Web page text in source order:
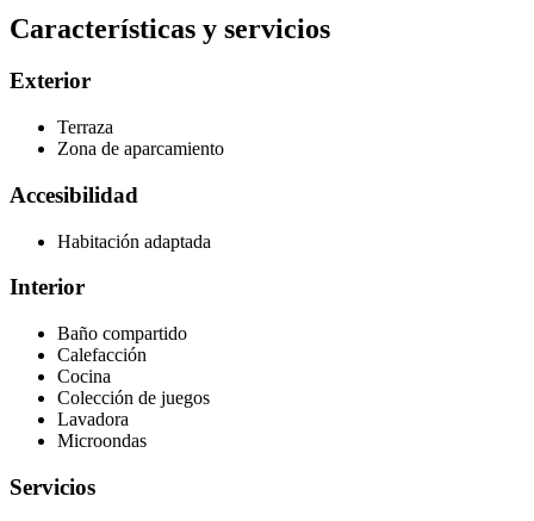
Características y servicios
Exterior
Terraza
Zona de aparcamiento
Accesibilidad
Habitación adaptada
Interior
Baño compartido
Calefacción
Cocina
Colección de juegos
Lavadora
Microondas
Servicios